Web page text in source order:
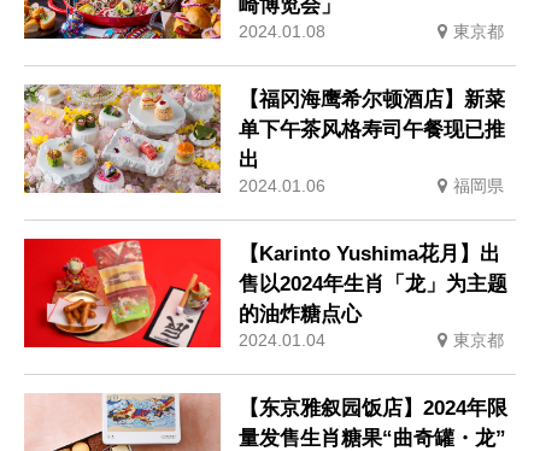
崎博览会」
2024.01.08 東京都
【福冈海鹰希尔顿酒店】新菜
单下午茶风格寿司午餐现已推
出
2024.01.06 福岡県
【Karinto Yushima花月】出
售以2024年生肖「龙」为主题
的油炸糖点心
2024.01.04 東京都
【东京雅叙园饭店】2024年限
量发售生肖糖果“曲奇罐・龙”